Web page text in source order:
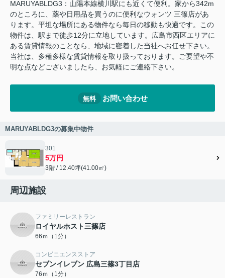
MARUYABLDG3：山陽本線横川駅にも近くて便利。家から342m
のところに、薬や日用品を買うのに便利なウォンツ 三篠店があ
ります。平坦な場所にある物件なら毎日の移動も快適です。この
物件は、駅まで徒歩12分に立地しています。広島市西区エリアに
ある賃貸情報のことなら、地域に密着した当社へお任せ下さい。
当社は、多種多様な賃貸情報を取り扱っております。ご要望や不
明な点などございましたら、お気軽にご連絡下さい。
無料 お問い合わせ
MARUYABLDG3の募集中物件
301
5万円
3階 / 12.40坪(41.00㎡)
周辺施設
ファミリーレストラン
ロイヤルホスト三篠店
66ｍ（1分）
コンビニエンスストア
セブンイレブン 広島三篠3丁目店
76ｍ（1分）